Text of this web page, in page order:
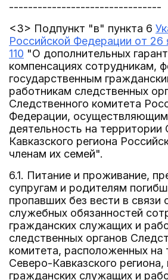
--------------------------------
<3> Подпункт "в" пункта 6
Российской Федерации от 26
110 "О дополнительных
компенсациях сотрудникам,
государственным
работникам следственных
Следственного комитета
Федерации,
деятельность на территории
Кавказского региона
членам их семей".
6.1. Питание и проживание,
супругам и родителям
пропавших без вести в связи
служебных обязанностей
гражданских служащих и
следственных органов
комитета, расположенных на
Северо-Кавказского региона,
гражданских служащих и